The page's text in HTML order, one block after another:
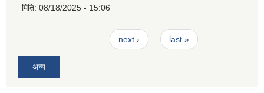
मिति: 08/18/2025 - 15:06
… … next › last »
अन्य